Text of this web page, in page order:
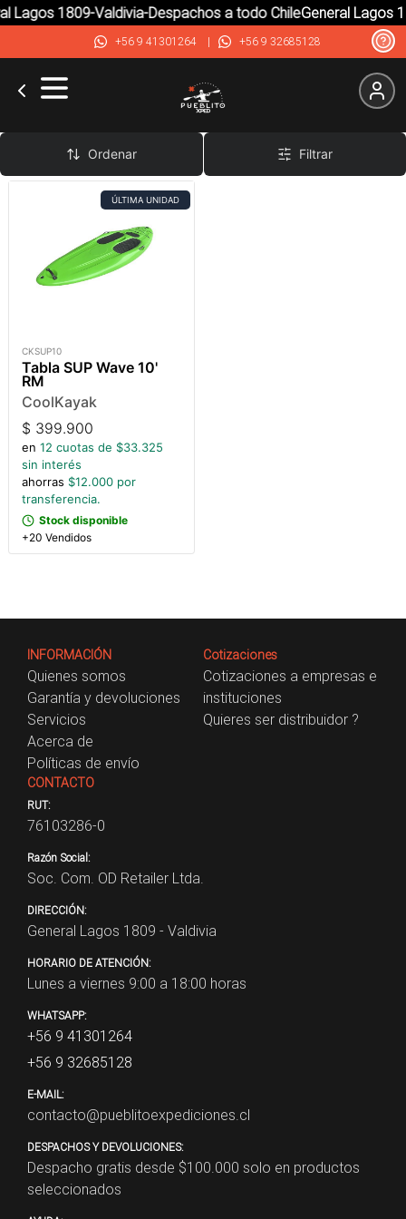
Lagos 1809-Valdivia-Despachos a todo ChileGeneral Lagos
+56 9 41301264| +56 9 32685128
Plástico
Ordenar Filtrar
ÚLTIMA UNIDAD
CKSUP10
Tabla SUP Wave 10'
RM
CoolKayak
$ 399.900
en 12 cuotas de $33.325
sin interés
ahorras $12.000 por
transferencia.
Stock disponible
+20 Vendidos
INFORMACIÓN
Quienes somos
Garantía y devoluciones
Servicios
Acerca de
Políticas de envío
Cotizaciones
Cotizaciones a empresas e
instituciones
Quieres ser distribuidor ?
CONTACTO
RUT:
76103286-0
Razón Social:
Soc. Com. OD Retailer Ltda.
DIRECCIÓN:
General Lagos 1809 - Valdivia
HORARIO DE ATENCIÓN:
Lunes a viernes 9:00 a 18:00 horas
WHATSAPP:
+56 9 41301264
+56 9 32685128
E-MAIL:
contacto@pueblitoexpediciones.cl
DESPACHOS Y DEVOLUCIONES:
Despacho gratis desde $100.000 solo en productos
seleccionados